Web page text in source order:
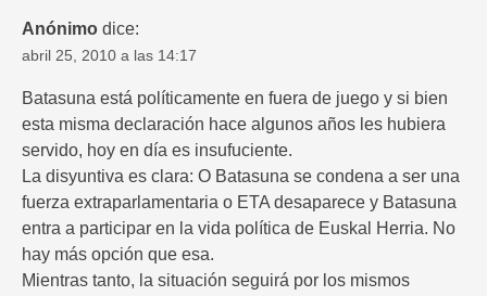
Anónimo dice:
abril 25, 2010 a las 14:17
Batasuna está políticamente en fuera de juego y si bien
esta misma declaración hace algunos años les hubiera
servido, hoy en día es insufuciente.
La disyuntiva es clara: O Batasuna se condena a ser una
fuerza extraparlamentaria o ETA desaparece y Batasuna
entra a participar en la vida política de Euskal Herria. No
hay más opción que esa.
Mientras tanto, la situación seguirá por los mismos